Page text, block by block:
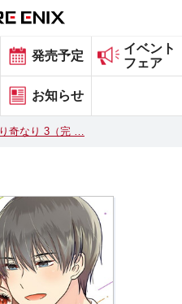
メニュー
発売予定
イベント
フェア
お知らせ
奇なり 3（完 …